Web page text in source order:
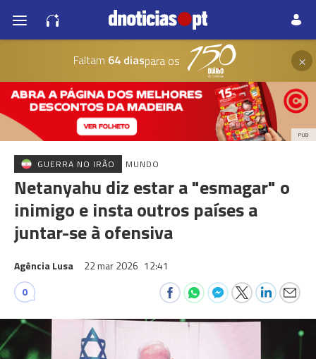
Faltam 64 diaspara os ×
PUB
GUERRA NO IRÃO MUNDO
Netanyahu diz estar a "esmagar" o
inimigo e insta outros países a
juntar-se à ofensiva
Agência Lusa 22 mar 2026 12:41
0